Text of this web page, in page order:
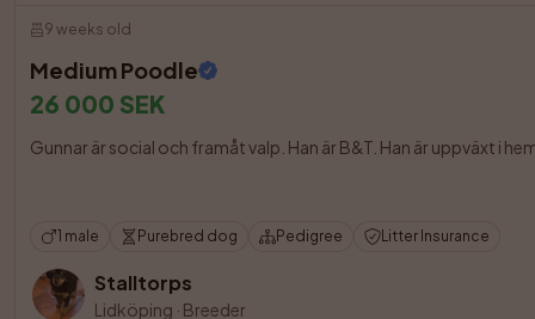
9 weeks old
Medium Poodle
26 000 SEK
Gunnar är social och framåt valp. Han är B&T. Han är uppväxt i
1 male Purebred dog Pedigree Litter Insurance
Stalltorps
Lidköping · Breeder